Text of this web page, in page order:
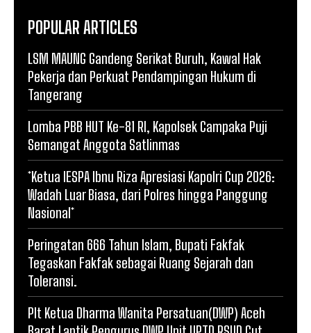
POPULAR ARTICLES
LSM MAUNG Gandeng Serikat Buruh, Kawal Hak
Pekerja dan Perkuat Pendampingan Hukum di
Tangerang
Lomba PBB HUT Ke-81 RI, Kapolsek Campaka Puji
Semangat Anggota Satlinmas
*Ketua IESPA Ibnu Riza Apresiasi Kapolri Cup 2026:
Wadah Luar Biasa, dari Polres hingga Panggung
Nasional*
Peringatan 666 Tahun Islam, Bupati Fakfak
Tegaskan Fakfak sebagai Ruang Sejarah dan
Toleransi.
Plt Ketua Dharma Wanita Persatuan(DWP) Aceh